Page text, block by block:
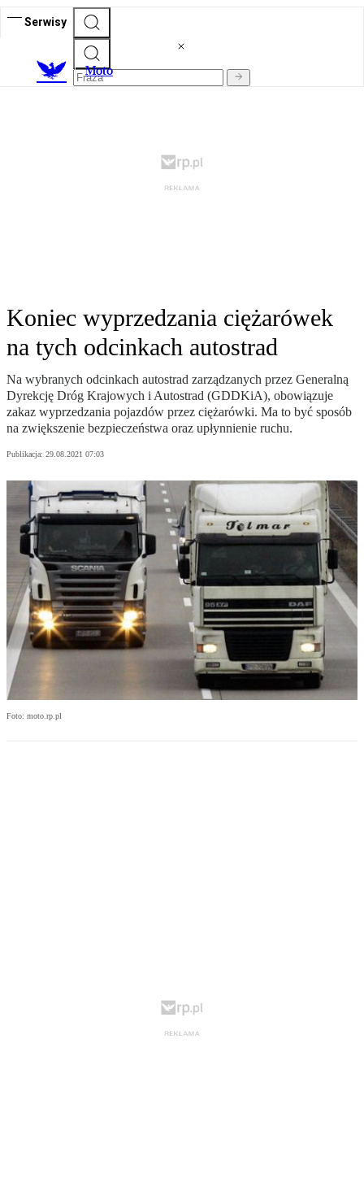
Serwisy
Moto
Koniec wyprzedzania ciężarówek
na tych odcinkach autostrad
Na wybranych odcinkach autostrad zarządzanych przez Generalną
Dyrekcję Dróg Krajowych i Autostrad (GDDKiA), obowiązuje
zakaz wyprzedzania pojazdów przez ciężarówki. Ma to być sposób
na zwiększenie bezpieczeństwa oraz upłynnienie ruchu.
Publikacja: 29.08.2021 07:03
Foto: moto.rp.pl